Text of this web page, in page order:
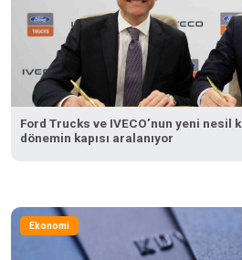
Ford Trucks ve IVECO’nun yeni
dönemin kapısı aralanıyor
Ekonomi